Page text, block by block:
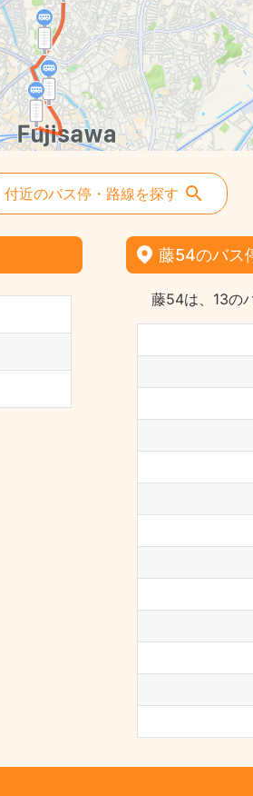
付近のバス停・路線を探す
藤54のバス
藤54は、13の